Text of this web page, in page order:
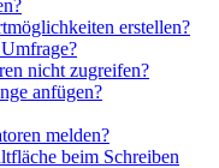
erstellen?
nicht zugreifen?
anfügen?
melden?
beim Schreiben